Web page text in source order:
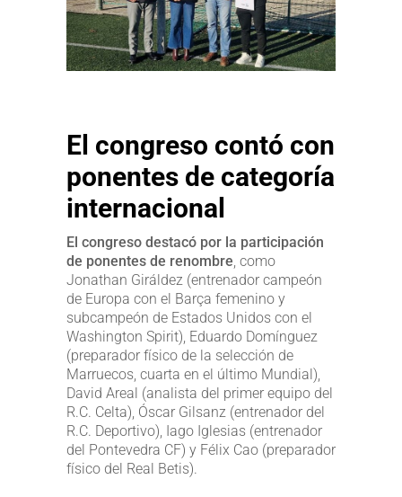
El congreso contó con
ponentes de categoría
internacional
El congreso destacó por la participación
de ponentes de renombre, como
Jonathan Giráldez (entrenador campeón
de Europa con el Barça femenino y
subcampeón de Estados Unidos con el
Washington Spirit), Eduardo Domínguez
(preparador físico de la selección de
Marruecos, cuarta en el último Mundial),
David Areal (analista del primer equipo del
R.C. Celta), Óscar Gilsanz (entrenador del
R.C. Deportivo), Iago Iglesias (entrenador
del Pontevedra CF) y Félix Cao (preparador
físico del Real Betis).